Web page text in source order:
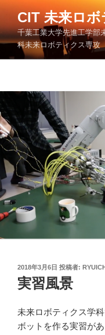
コ
テ
ツ
ス
キ
ッ
プ
CIT 未来ロ
千葉工業大学先進工学部
科未来ロボティクス専攻
投
稿
日:
2018年3月6日 投稿者:
実習風景
未来ロボティクス学
ボットを作る実習が